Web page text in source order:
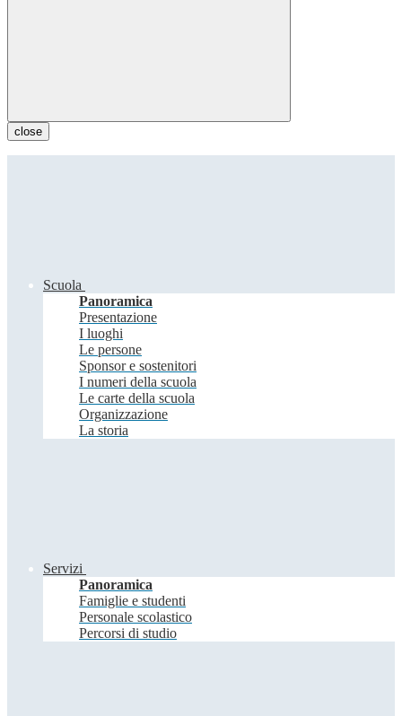
close
Scuola
Panoramica
Presentazione
I luoghi
Le persone
Sponsor e sostenitori
I numeri della scuola
Le carte della scuola
Organizzazione
La storia
Servizi
Panoramica
Famiglie e studenti
Personale scolastico
Percorsi di studio